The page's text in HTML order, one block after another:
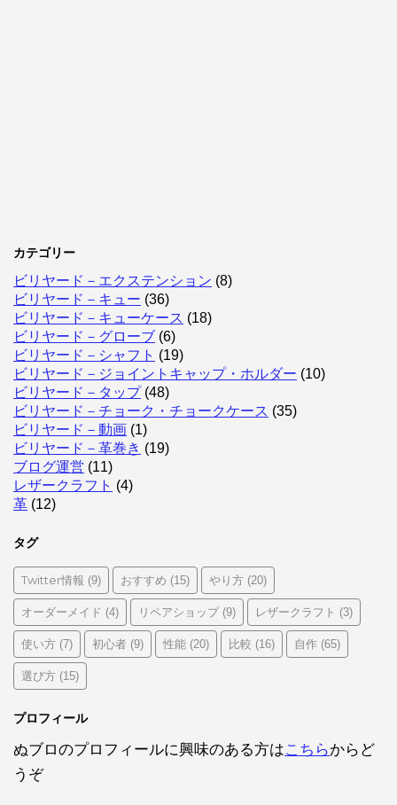
カテゴリー
ビリヤード－エクステンション (8)
ビリヤード－キュー (36)
ビリヤード－キューケース (18)
ビリヤード－グローブ (6)
ビリヤード－シャフト (19)
ビリヤード－ジョイントキャップ・ホルダー (10)
ビリヤード－タップ(48)
ビリヤード－チョーク・チョークケース (35)
ビリヤード－動画 (1)
ビリヤード－革巻き (19)
ブログ運営 (11)
レザークラフト (4)
革 (12)
タグ
Twitter情報 (9) おすすめ (15) やり方 (20)
オーダーメイド (4) リペアショップ(9) レザークラフト (3)
使い方 (7) 初心者 (9) 性能 (20) 比較 (16) 自作 (65)
選び方 (15)
プロフィール
ぬブロのプロフィールに興味のある方はこちらからど
うぞ